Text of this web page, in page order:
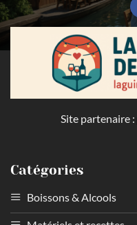
Site partenaire :
Catégories
Boissons & Alcools